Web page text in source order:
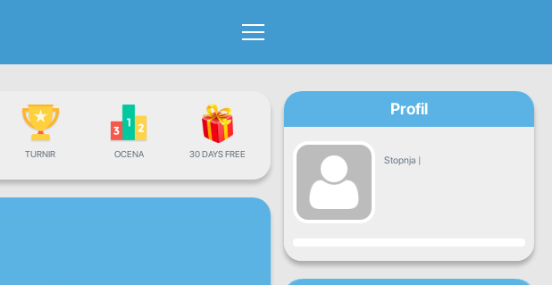
TURNIR OCENA 30 DAYS FREE
Profil
Stopnja |